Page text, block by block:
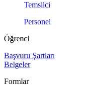
Temsilci
Personel
Öğrenci
Başvuru Şartları
Belgeler
Formlar